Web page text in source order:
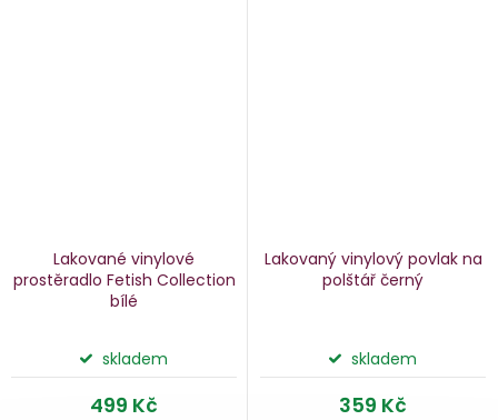
Lakované vinylové
prostěradlo Fetish Collection
bílé
skladem
499 Kč
Lakovaný vinylový povlak na
polštář černý
skladem
359 Kč